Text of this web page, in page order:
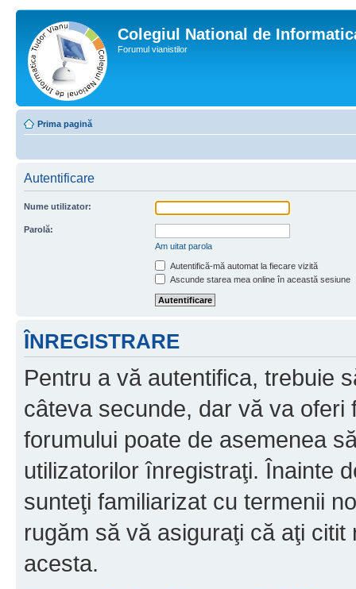
Colegiul National de
Forumul vianistilor
Prima pagină
Autentificare
Nume utilizator:
Parolă:
Am uitat parola
Autentifică-mă automat la fiecare vizită
Ascunde starea mea online în această sesiune
ÎNREGISTRARE
Pentru a vă autentifica, trebuie
câteva secunde, dar vă va oferi
forumului poate de asemenea
utilizatorilor înregistraţi. Înainte
sunteţi familiarizat cu termenii
rugăm să vă asiguraţi că aţi
acesta.